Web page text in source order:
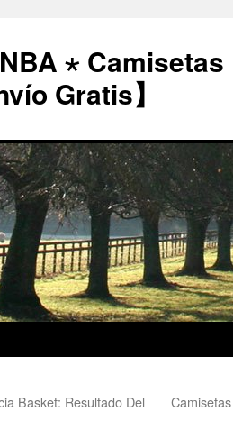
⋆ Camisetas
Gratis】
Basket: Resultado Del